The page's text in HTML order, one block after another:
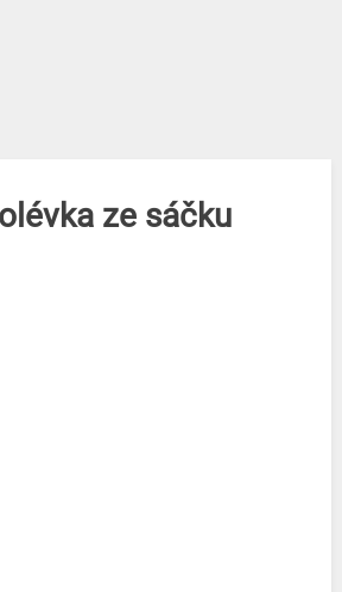
ze sáčku